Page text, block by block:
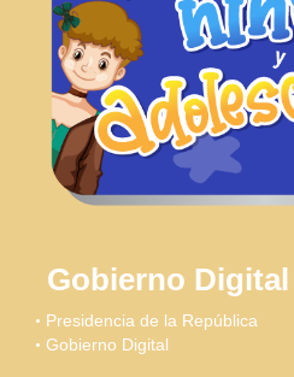
Gobierno Digital
Presidencia de la República
Gobierno Digital